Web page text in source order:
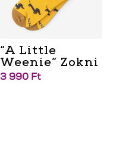
“A Little
Weenie” Zokni
3 990 Ft